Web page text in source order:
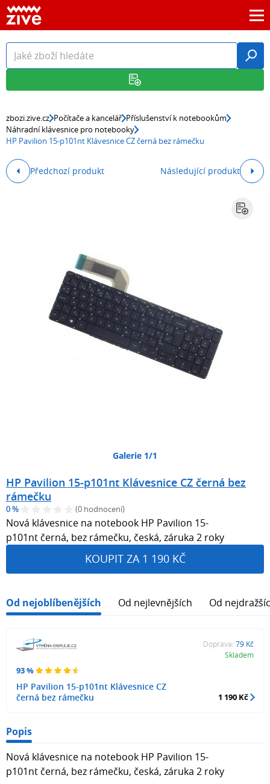
zbozi.zive.cz Počítače a kancelář Příslušenství k notebookům
Náhradní klávesnice pro notebooky
HP Pavilion 15-p101nt Klávesnice CZ černá bez rámečku
Předchozí produkt Následující produkt
Galerie 1/1
HP Pavilion 15-p101nt Klávesnice CZ černá bez
rámečku
0 % (0 hodnocení)
Nová klávesnice na notebook HP Pavilion 15-
p101nt černá, bez rámečku, česká, záruka 2 roky
KOUPIT ZA 1 190 KČ
Od nejoblíbenějších Od nejlevnějších Od
93 %
HP Pavilion 15-p101nt Klávesnice CZ
černá bez rámečku
Doprava: 79 Kč
Skladem
1 190 Kč
Popis
Nová klávesnice na notebook HP Pavilion 15-
p101nt černá, bez rámečku, česká, záruka 2 roky